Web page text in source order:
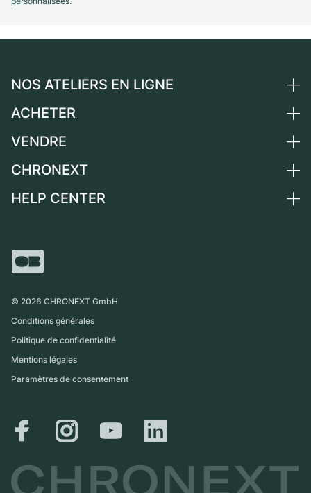
NOS ATELIERS EN LIGNE
Allemagne
Suisse
France
International
ACHETER
Toutes les montres de luxe
Independent Brands
VENDRE
Vendre une montre
CHRONEXT
Qui sommes-nous ?
Magazine
HELP CENTER
Retrait sur place
© 2026 CHRONEXT GmbH
Conditions générales
Politique de confidentialité
Mentions légales
Paramètres de consentement